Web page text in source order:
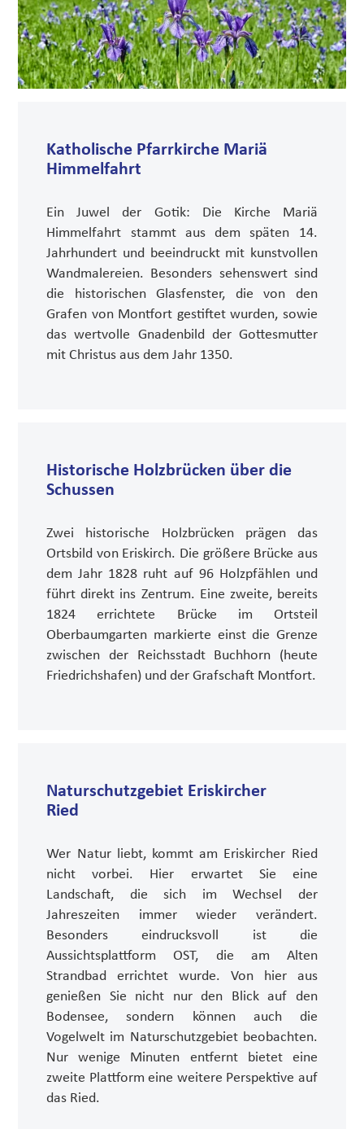
Katholische Pfarrkirche Mariä
Himmelfahrt
Ein Juwel der Gotik: Die Kirche Mariä
Himmelfahrt stammt aus dem späten 14.
Jahrhundert und beeindruckt mit kunstvollen
Wandmalereien. Besonders sehenswert sind
die historischen Glasfenster, die von den
Grafen von Montfort gestiftet wurden, sowie
das wertvolle Gnadenbild der Gottesmutter
mit Christus aus dem Jahr 1350.
Historische Holzbrücken über die
Schussen
Zwei historische Holzbrücken prägen das
Ortsbild von Eriskirch. Die größere Brücke aus
dem Jahr 1828 ruht auf 96 Holzpfählen und
führt direkt ins Zentrum. Eine zweite, bereits
1824 errichtete Brücke im Ortsteil
Oberbaumgarten markierte einst die Grenze
zwischen der Reichsstadt Buchhorn (heute
Friedrichshafen) und der Grafschaft Montfort.
Naturschutzgebiet Eriskircher
Ried
Wer Natur liebt, kommt am Eriskircher Ried
nicht vorbei. Hier erwartet Sie eine
Landschaft, die sich im Wechsel der
Jahreszeiten immer wieder verändert.
Besonders eindrucksvoll ist die
Aussichtsplattform OST, die am Alten
Strandbad errichtet wurde. Von hier aus
genießen Sie nicht nur den Blick auf den
Bodensee, sondern können auch die
Vogelwelt im Naturschutzgebiet beobachten.
Nur wenige Minuten entfernt bietet eine
zweite Plattform eine weitere Perspektive auf
das Ried.